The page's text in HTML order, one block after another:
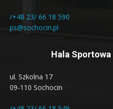
/+48 23/ 66 18 590
ps@sochocin.pl
Hala
ul. Szkolna 17
09-110 Sochocin